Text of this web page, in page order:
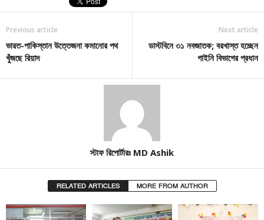
Previous article
ভারত-পাকিস্তান উত্তেজনা কমানোর পথ
খুঁজছে রিয়াদ
Next article
ডাস্টবিনে ৩১ নবজাতক; বরখাস্ত হচ্ছেন
গাইনি বিভাগের প্রধান
স্টাফ রিপোর্টারঃ MD Ashik
RELATED ARTICLES MORE FROM AUTHOR